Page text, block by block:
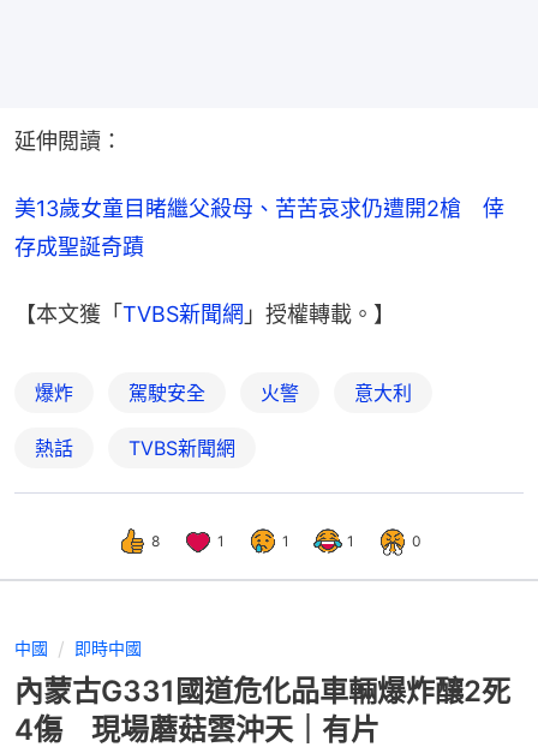
延伸閲讀：
美13歲女童目睹繼父殺母、苦苦哀求仍遭開2槍　倖
存成聖誕奇蹟
【本文獲「 TVBS新聞網 」授權轉載。】
爆炸 駕駛安全 火警 意大利
熱話 TVBS新聞網
8 1 1 1 0
中國 即時中國
內蒙古G331國道危化品車輛爆炸釀2死
4傷 現場蘑菇雲沖天｜有片